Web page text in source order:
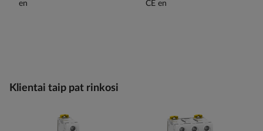
Klientai taip pat rinkosi